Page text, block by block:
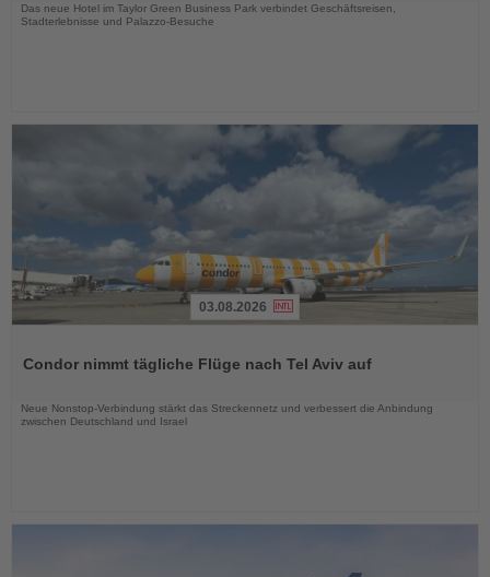
Das neue Hotel im Taylor Green Business Park verbindet Geschäftsreisen,
Stadterlebnisse und Palazzo-Besuche
die
03.08.2026
Condor nimmt tägliche Flüge nach Tel Aviv auf
Neue Nonstop-Verbindung stärkt das Streckennetz und verbessert die Anbindung
zwischen Deutschland und Israel